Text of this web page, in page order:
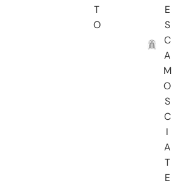
T
O
E
S
C
A
M
O
S
C
I
A
T
E